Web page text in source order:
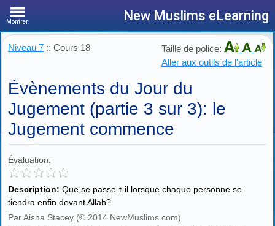
Montrer New Muslims eLearning
Niveau 7 :: Cours 18
Taille de police:
Aller aux outils de l'article
Évènements du Jour du
Jugement (partie 3 sur 3): le
Jugement commence
Évaluation:
Description: Que se passe-t-il lorsque chaque personne se
tiendra enfin devant Allah?
Par Aisha Stacey (© 2014 NewMuslims.com)